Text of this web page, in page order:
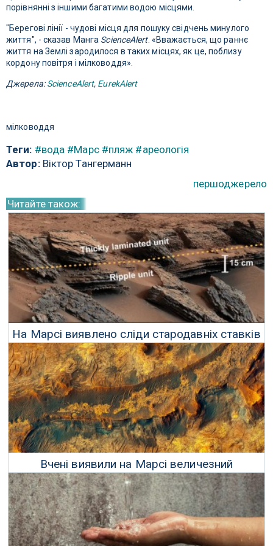
порівнянні з іншими багатими водою місцями.
"Берегові лінії - чудові місця для пошуку свідчень минулого
життя", - сказав Манга ScienceAlert. «Вважається, що раннє
життя на Землі зародилося в таких місцях, як це, поблизу
кордону повітря і мілководдя».
Джерела:ScienceAlert, EurekAlert
мілководдя
Теги: #вода #Марс #пляж #ареологія
Автор:Віктор Тангерманн
першоджерело
Читайте також:
На Марсі виявлено сліди стародавніх ставків
та озер, вільних від льоду
29 Січня 2025 р.
Вчені виявили на Марсі величезний
резервуар схованої води
13 Серпня 2024 р.